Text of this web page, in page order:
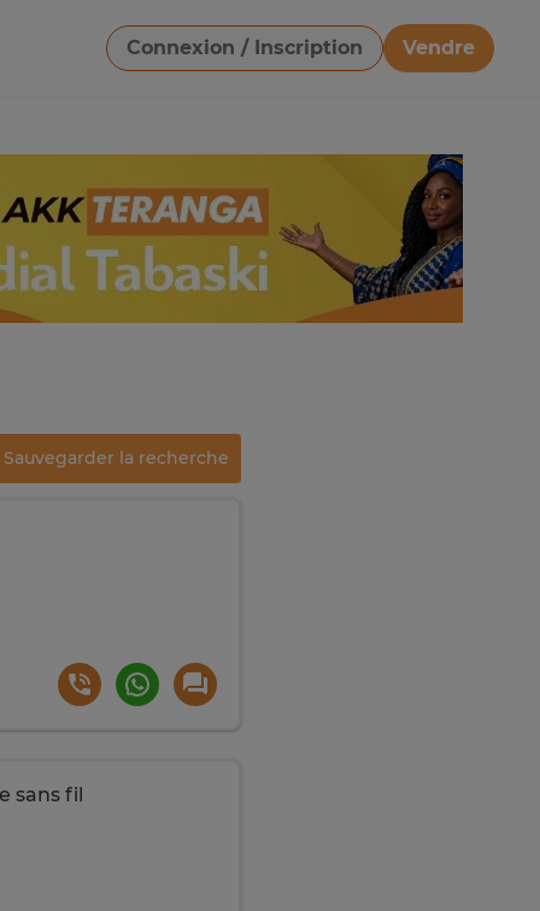
Connexion / Inscription
Vendre
Télécharger une image
Sauvegarder la recherche
sans fil